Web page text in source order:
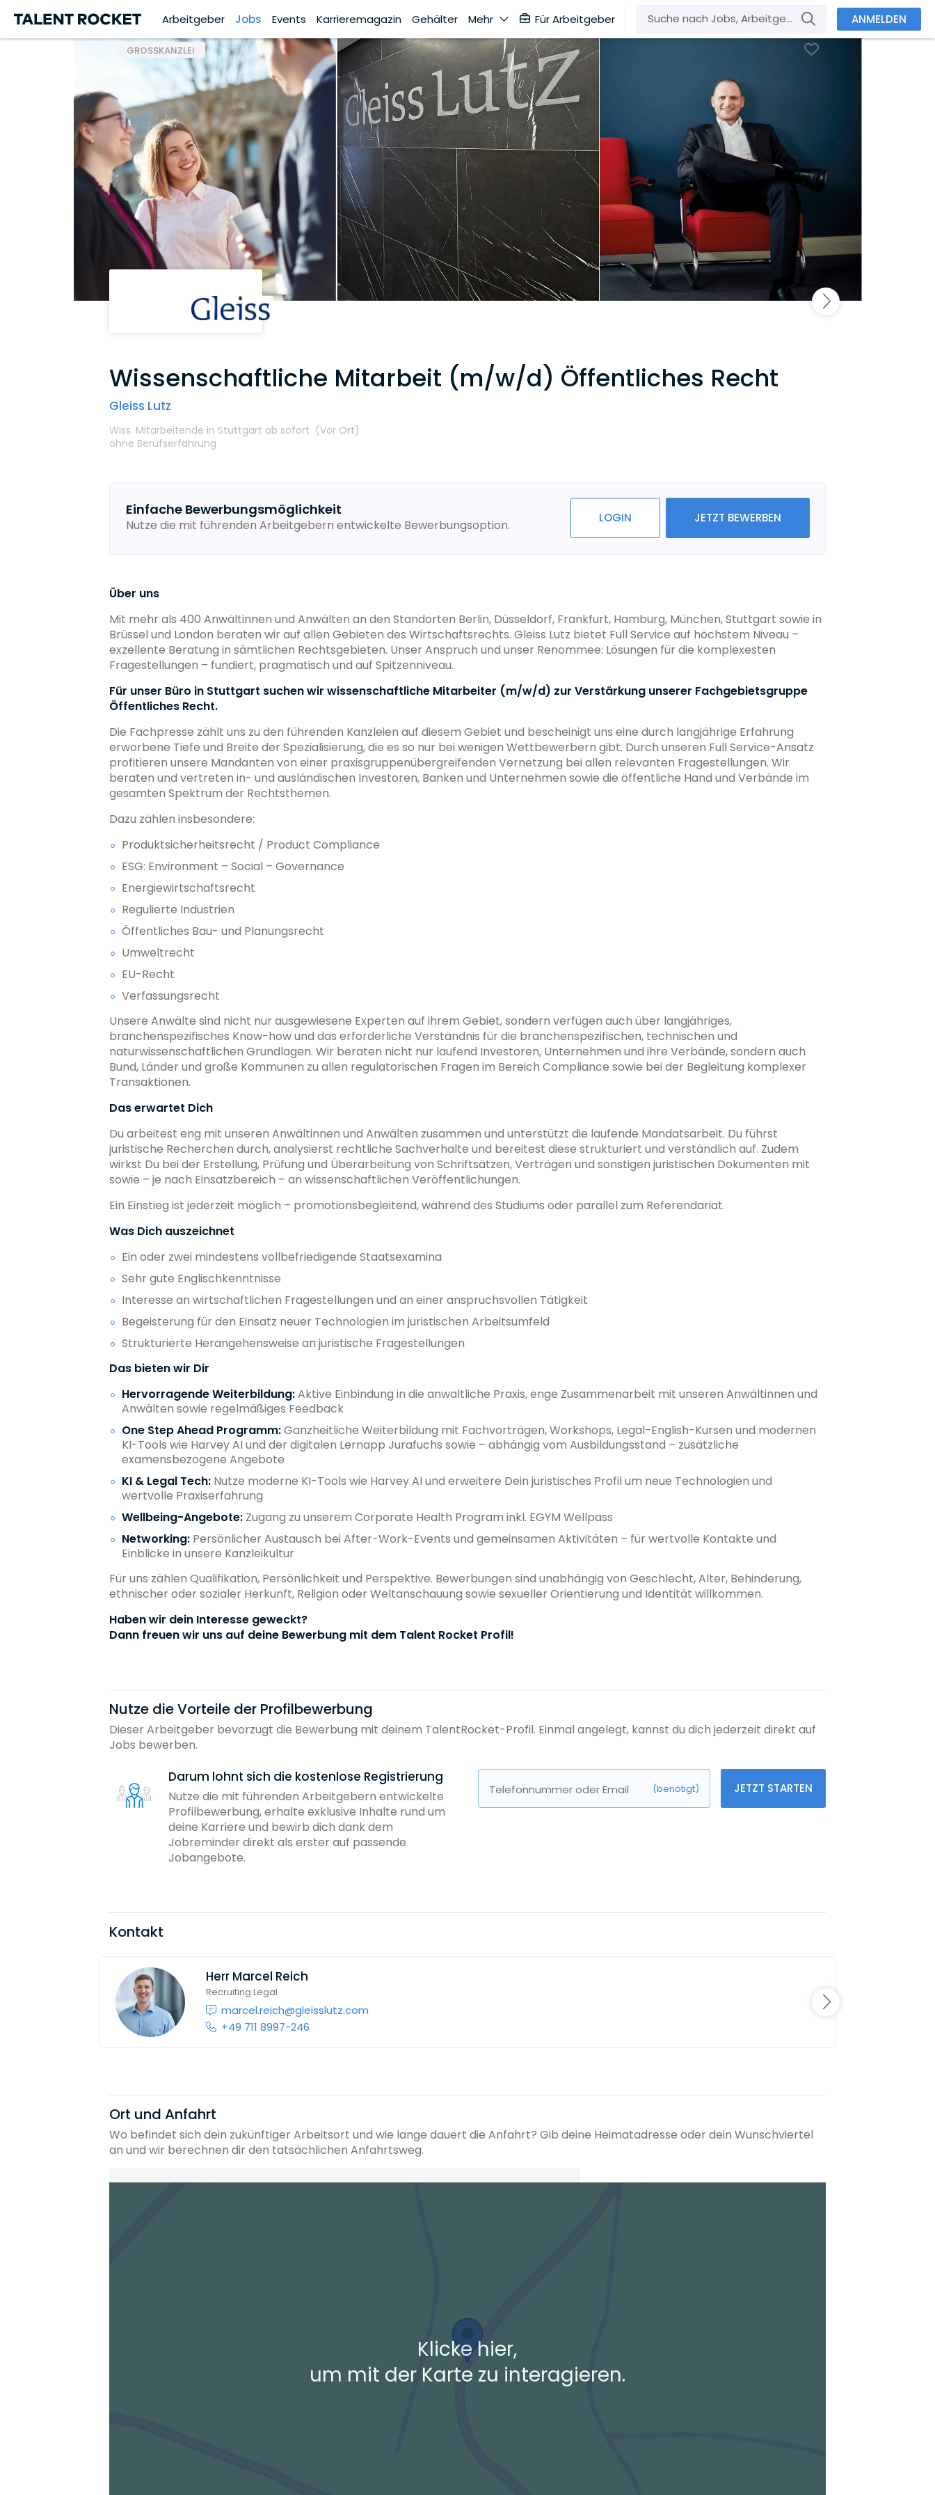
Arbeitgeber Jobs Events Karrieremagazin Gehälter Mehr Für Arbeitgeber ANMELDEN
GROSSKANZLEI
Wissenschaftliche Mitarbeit (m/w/d) Öffentliches Recht
Gleiss Lutz
Wiss. Mitarbeitende in Stuttgart ab sofort (Vor Ort)
ohne Berufserfahrung
Einfache Bewerbungsmöglichkeit
Nutze die mit führenden Arbeitgebern entwickelte Bewerbungsoption. LOGIN JETZT BEWERBEN
Über uns
Mit mehr als 400 Anwältinnen und Anwälten an den Standorten Berlin, Düsseldorf, Frankfurt, Hamburg, München, Stuttgart sowie in
Brüssel und London beraten wir auf allen Gebieten des Wirtschaftsrechts. Gleiss Lutz bietet Full Service auf höchstem Niveau –
exzellente Beratung in sämtlichen Rechtsgebieten. Unser Anspruch und unser Renommee: Lösungen für die komplexesten
Fragestellungen – fundiert, pragmatisch und auf Spitzenniveau.
Für unser Büro in Stuttgart suchen wir wissenschaftliche Mitarbeiter (m/w/d) zur Verstärkung unserer Fachgebietsgruppe
Öffentliches Recht.
Die Fachpresse zählt uns zu den führenden Kanzleien auf diesem Gebiet und bescheinigt uns eine durch langjährige Erfahrung
erworbene Tiefe und Breite der Spezialisierung, die es so nur bei wenigen Wettbewerbern gibt. Durch unseren Full Service-Ansatz
profitieren unsere Mandanten von einer praxisgruppenübergreifenden Vernetzung bei allen relevanten Fragestellungen. Wir
beraten und vertreten in- und ausländischen Investoren, Banken und Unternehmen sowie die öffentliche Hand und Verbände im
gesamten Spektrum der Rechtsthemen.
Dazu zählen insbesondere:
Produktsicherheitsrecht / Product Compliance
ESG: Environment – Social – Governance
Energiewirtschaftsrecht
Regulierte Industrien
Öffentliches Bau- und Planungsrecht
Umweltrecht
EU-Recht
Verfassungsrecht
Unsere Anwälte sind nicht nur ausgewiesene Experten auf ihrem Gebiet, sondern verfügen auch über langjähriges,
branchenspezifisches Know-how und das erforderliche Verständnis für die branchenspezifischen, technischen und
naturwissenschaftlichen Grundlagen. Wir beraten nicht nur laufend Investoren, Unternehmen und ihre Verbände, sondern auch
Bund, Länder und große Kommunen zu allen regulatorischen Fragen im Bereich Compliance sowie bei der Begleitung komplexer
Transaktionen.
Das erwartet Dich
Du arbeitest eng mit unseren Anwältinnen und Anwälten zusammen und unterstützt die laufende Mandatsarbeit. Du führst
juristische Recherchen durch, analysierst rechtliche Sachverhalte und bereitest diese strukturiert und verständlich auf. Zudem
wirkst Du bei der Erstellung, Prüfung und Überarbeitung von Schriftsätzen, Verträgen und sonstigen juristischen Dokumenten mit
sowie – je nach Einsatzbereich – an wissenschaftlichen Veröffentlichungen.
Ein Einstieg ist jederzeit möglich – promotionsbegleitend, während des Studiums oder parallel zum Referendariat.
Was Dich auszeichnet
Ein oder zwei mindestens vollbefriedigende Staatsexamina
Sehr gute Englischkenntnisse
Interesse an wirtschaftlichen Fragestellungen und an einer anspruchsvollen Tätigkeit
Begeisterung für den Einsatz neuer Technologien im juristischen Arbeitsumfeld
Strukturierte Herangehensweise an juristische Fragestellungen
Das bieten wir Dir
Hervorragende Weiterbildung:Aktive Einbindung in die anwaltliche Praxis, enge Zusammenarbeit mit unseren Anwältinnen und
Anwälten sowie regelmäßiges Feedback
One Step Ahead Programm:Ganzheitliche Weiterbildung mit Fachvorträgen, Workshops, Legal-English-Kursen und modernen
KI-Tools wie Harvey AI und der digitalen Lernapp Jurafuchs sowie – abhängig vom Ausbildungsstand – zusätzliche
examensbezogene Angebote
KI & Legal Tech: Nutze moderne KI-Tools wie Harvey AI und erweitere Dein juristisches Profil um neue Technologien und
wertvolle Praxiserfahrung
Wellbeing-Angebote: Zugang zu unserem Corporate Health Program inkl. EGYM Wellpass
Networking: Persönlicher Austausch bei After-Work-Events und gemeinsamen Aktivitäten – für wertvolle Kontakte und
Einblicke in unsere Kanzleikultur
Für uns zählen Qualifikation, Persönlichkeit und Perspektive. Bewerbungen sind unabhängig von Geschlecht, Alter, Behinderung,
ethnischer oder sozialer Herkunft, Religion oder Weltanschauung sowie sexueller Orientierung und Identität willkommen.
Haben wir dein Interesse geweckt?
Dann freuen wir uns auf deine Bewerbung mit dem Talent Rocket Profil!
Nutze die Vorteile der Profilbewerbung
Dieser Arbeitgeber bevorzugt die Bewerbung mit deinem TalentRocket-Profil. Einmal angelegt, kannst du dich jederzeit direkt auf
Jobs bewerben.
Darum lohnt sich die kostenlose Registrierung
Nutze die mit führenden Arbeitgebern entwickelte
Profilbewerbung, erhalte exklusive Inhalte rund um
deine Karriere und bewirb dich dank dem
Jobreminder direkt als erster auf passende
Jobangebote.
Telefonnummer oder Email (benötigt) JETZT STARTEN
Kontakt
Herr Marcel Reich
Recruiting Legal
marcel.reich@gleisslutz.com
+49 711 8997-246
Ort und Anfahrt
Wo befindet sich dein zukünftiger Arbeitsort und wie lange dauert die Anfahrt? Gib deine Heimatadresse oder dein Wunschviertel
an und wir berechnen dir den tatsächlichen Anfahrtsweg.
Heimatadresse oder Wunschort
Klicke hier,
um mit der Karte zu interagieren.